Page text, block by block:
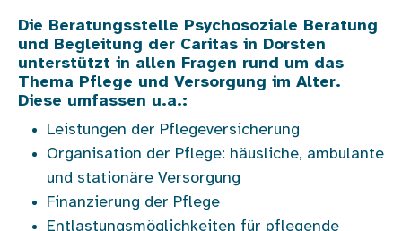
Die Beratungsstelle Psychosoziale Beratung
und Begleitung der Caritas in Dorsten
unterstützt in allen Fragen rund um das
Thema Pflege und Versorgung im Alter.
Diese umfassen u.a.:
Leistungen der Pflegeversicherung
Organisation der Pflege: häusliche, ambulante
und stationäre Versorgung
Finanzierung der Pflege
Entlastungsmöglichkeiten für pflegende